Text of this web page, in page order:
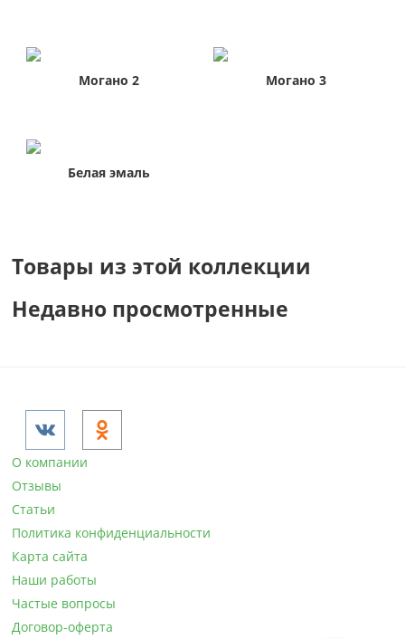
Могано 2 Могано 3
Белая эмаль
Товары из этой коллекции
Недавно просмотренные
О компании
Отзывы
Статьи
Политика конфиденциальности
Карта сайта
Наши работы
Частые вопросы
Договор-оферта